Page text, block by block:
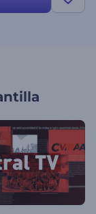
¡Crea ahora